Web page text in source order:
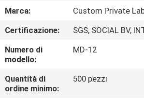
DELLA
FABBRICA
CONTROLLO
DI
QUALITÀ
Marca:
Custom Private
Certificazione:
SGS, SOCIAL BV,
Numero di
modello:
MD-12
Quantità di
ordine minimo:
500 pezzi